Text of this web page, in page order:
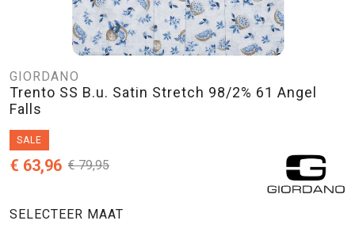
GIORDANO
Trento SS B.u. Satin Stretch 98/2% 61 Angel
Falls
SALE
€ 79,95
€ 63,96
SELECTEER MAAT